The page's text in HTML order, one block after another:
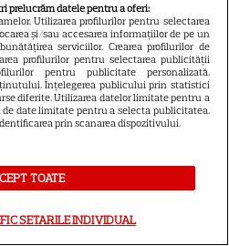
STRĂINE
are un nou Black
David Jonsson preia
lui Chadwick
STRĂINE
Gosling este noul Ghost
prelucrăm datele pentru a oferi:
Utilizarea profilurilor pentru selectarea
și/sau accesarea informațiilor de pe un
serviciilor. Crearea profilurilor de
profilurilor pentru selectarea publicității
pentru publicitate personalizată.
Înțelegerea publicului prin statistici
diferite. Utilizarea datelor limitate pentru a
date limitate pentru a selecta publicitatea.
prin scanarea dispozitivului.
TOATE
SETARILE INDIVIDUAL